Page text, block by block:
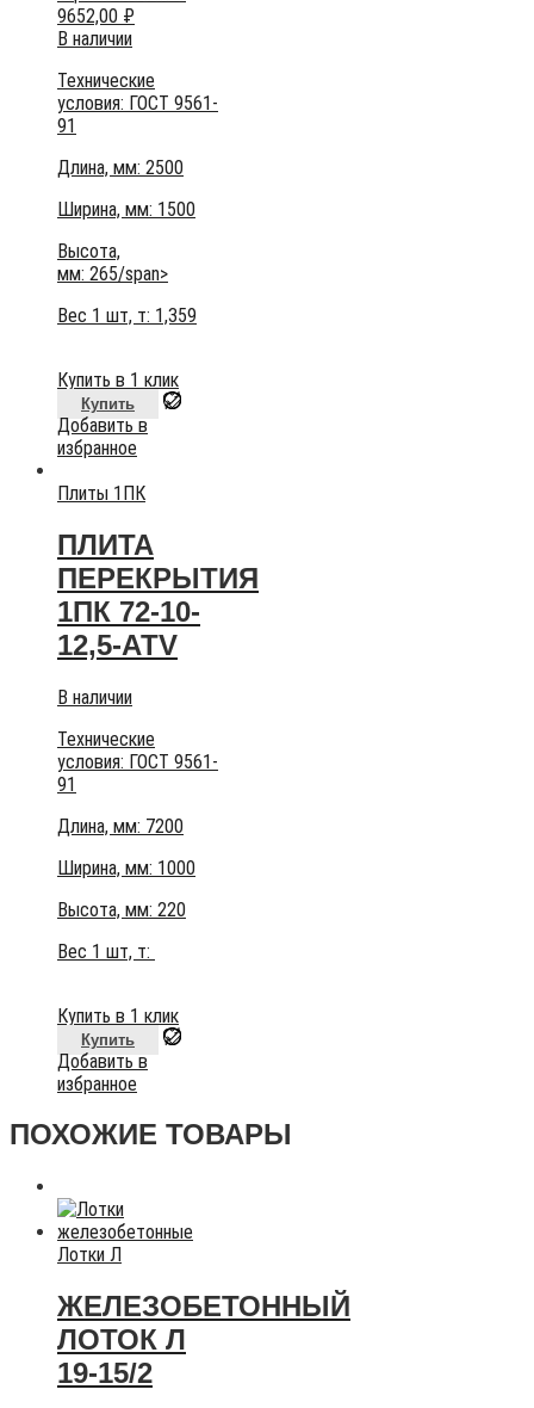
9652,00 ₽
В наличии
Технические
условия: ГОСТ 9561-
91
Длина, мм: 2500
Ширина, мм: 1500
Высота,
мм: 265/span>
Вес 1 шт, т: 1,359
Купить в 1 клик
Купить
Добавить в
избранное
Плиты 1ПК
ПЛИТА
ПЕРЕКРЫТИЯ
1ПК 72-10-
12,5-АТV
В наличии
Технические
условия: ГОСТ 9561-
91
Длина, мм: 7200
Ширина, мм: 1000
Высота, мм: 220
Вес 1 шт, т:
Купить в 1 клик
Купить
Добавить в
избранное
ПОХОЖИЕ ТОВАРЫ
Лотки Л
ЖЕЛЕЗОБЕТОННЫЙ
ЛОТОК Л
19-15/2